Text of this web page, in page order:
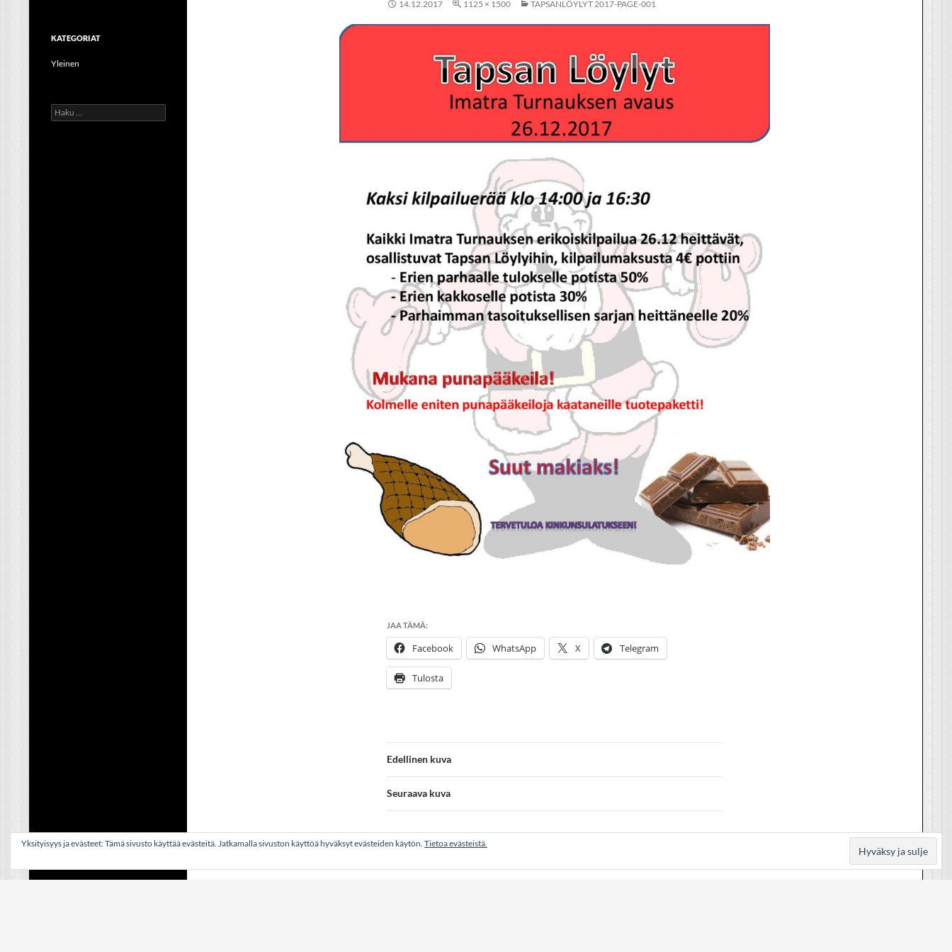
14.12.2017 1125 × 1500 TAPSANLÖYLYT 2017-PAGE-001
JAA TÄMÄ:
Facebook WhatsApp X Telegram
Tulosta
Edellinen kuva
Seuraava kuva
KATEGORIAT
Yleinen
Haku:
Yksityisyys ja evästeet: Tämä sivusto käyttää evästeitä. Jatkamalla sivuston käyttöä hyväksyt evästeiden käytön. Tietoa evästeistä.